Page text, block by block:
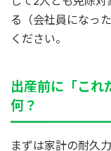
る（会社員になっ
ください。
出産前に「これ
何？
まずは家計の耐久